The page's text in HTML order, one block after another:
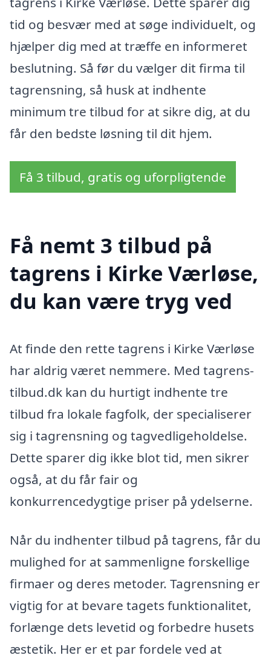
tid og besvær med at søge individuelt, og
hjælper dig med at træffe en informeret
beslutning. Så før du vælger dit firma til
tagrensning, så husk at indhente
minimum tre tilbud for at sikre dig, at du
får den bedste løsning til dit hjem.
Få 3 tilbud, gratis og uforpligtende
Få nemt 3 tilbud på
tagrens i Kirke Værløse,
du kan være tryg ved
At finde den rette tagrens i Kirke Værløse
har aldrig været nemmere. Med tagrens-
tilbud.dk kan du hurtigt indhente tre
tilbud fra lokale fagfolk, der specialiserer
sig i tagrensning og tagvedligeholdelse.
Dette sparer dig ikke blot tid, men sikrer
også, at du får fair og
konkurrencedygtige priser på ydelserne.
Når du indhenter tilbud på tagrens, får du
mulighed for at sammenligne forskellige
firmaer og deres metoder. Tagrensning er
vigtig for at bevare tagets funktionalitet,
forlænge dets levetid og forbedre husets
æstetik. Her er et par fordele ved at